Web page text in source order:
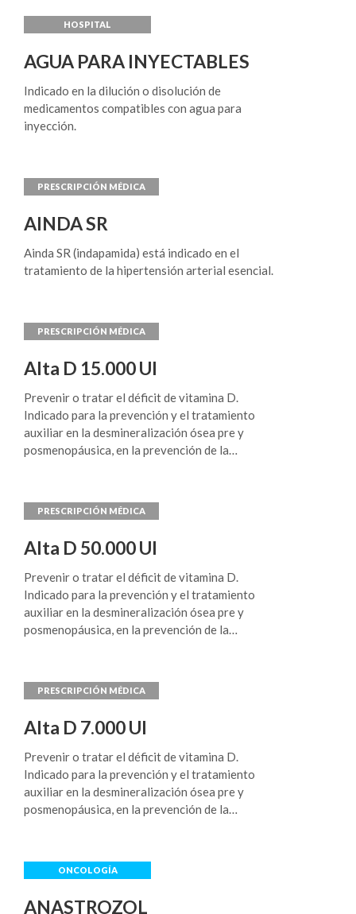
También es útil como tratamiento coadyuvante
combatiendo los síntomas ocasionados por otras
AGUA PARA INYECTABLES
Indicado en la dilución o disolución de
medicamentos compatibles con agua para
inyección.
AINDA SR
Ainda SR (indapamida) está indicado en el
tratamiento de la hipertensión arterial esencial.
Alta D 15.000 UI
Prevenir o tratar el déficit de vitamina D.
Indicado para la prevención y el tratamiento
auxiliar en la desmineralización ósea pre y
posmenopáusica, en la prevención de la
prevención del riesgo de caídas y fracturas.
Alta D 50.000 UI
Prevenir o tratar el déficit de vitamina D.
Indicado para la prevención y el tratamiento
auxiliar en la desmineralización ósea pre y
posmenopáusica, en la prevención de la
prevención del riesgo de caídas y fracturas.
Alta D 7.000 UI
Prevenir o tratar el déficit de vitamina D.
Indicado para la prevención y el tratamiento
auxiliar en la desmineralización ósea pre y
posmenopáusica, en la prevención de la
prevención del riesgo de caídas y fracturas.
ANASTROZOL